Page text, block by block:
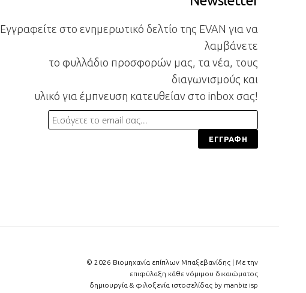
Εγγραφείτε στο ενημερωτικό δελτίο της EVAN για να
λαμβάνετε
το φυλλάδιο προσφορών μας, τα νέα, τους
διαγωνισμούς και
υλικό για έμπνευση κατευθείαν στο inbox σας!
© 2026 Βιομηχανία επίπλων Μπαξεβανίδης | Με την
επιφύλαξη κάθε νόμιμου δικαιώματος
δημιουργία & φιλοξενία ιστοσελίδας by manbiz isp